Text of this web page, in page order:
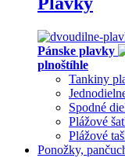
Pánske plavky
plnoštíhle
Tankiny
Spodné
Plážové
Plážové
Ponožky,